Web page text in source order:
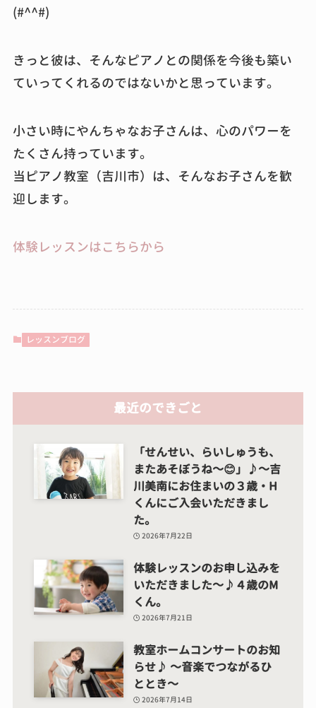
(#^^#)
きっと彼は、そんなピアノとの関係を今後も築い
ていってくれるのではないかと思っています。
小さい時にやんちゃなお子さんは、心のパワーを
たくさん持っています。
当ピアノ教室（吉川市）は、そんなお子さんを歓
迎します。
体験レッスンはこちらから
レッスンブログ
最近のできごと
「せんせい、らいしゅうも、
またあそぼうね～😊」♪～吉
川美南にお住まいの３歳・H
くんにご入会いただきまし
た。
2026年7月22日
体験レッスンのお申し込みを
いただきました～♪４歳のM
くん。
2026年7月21日
教室ホームコンサートのお知
らせ♪ ～音楽でつながるひ
ととき～
2026年7月14日